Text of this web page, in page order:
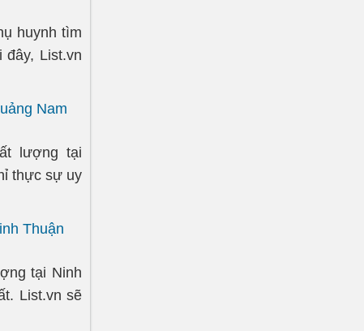
huynh tìm
List.vn
Nam
lượng tại
thực sự uy
Thuận
tại Ninh
List.vn sẽ